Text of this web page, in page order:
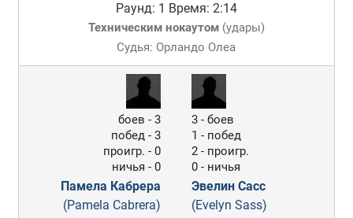
Раунд: 1 Время: 2:14
Техническим нокаутом(удары)
Судья: Орландо Олеа
боев - 3
побед - 3
проигр. - 0
ничья - 0
Памела Кабрера
(Pamela Cabrera)
3 - боев
1 - побед
2 - проигр.
0 - ничья
Эвелин Сасс
(Evelyn Sass)